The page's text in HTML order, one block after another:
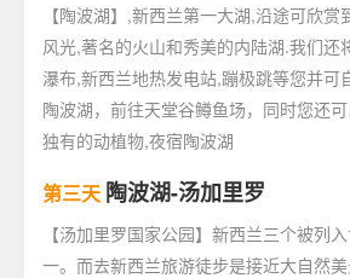
【陶波湖】,新西兰第一大湖,沿途可欣
风光,著名的火山和秀美的内陆湖.我们还
瀑布,新西兰地热发电站,蹦极跳等您并可
陶波湖，前往天堂谷鳟鱼场，同时您还
独有的动植物,夜宿陶波湖
第三天 陶波湖-汤加里罗
【汤加里罗国家公园】新西兰三个被列
一。而去新西兰旅游徒步是接近大自然